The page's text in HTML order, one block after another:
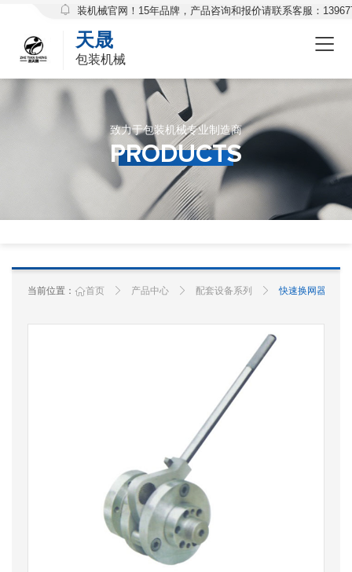
欢迎访问天晟包装机械官网！15年品牌，产品咨询和报价请联系客服：
天晟
包装机械
致力于包装机械专业制造商
PRODUCTS
Products
当前位置： 首页 产品中心 配套设备系列 快速换网器